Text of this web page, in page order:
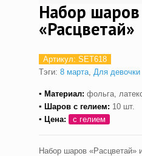
Набор шаров
«Расцветай»
Артикул: SET618
Тэги: 8 марта, Для девочки
▪ Материал: фольга,
▪ Шаров с гелием: 10 шт.
▪ Цена:
с гелием
Набор шаров «Расцветай»